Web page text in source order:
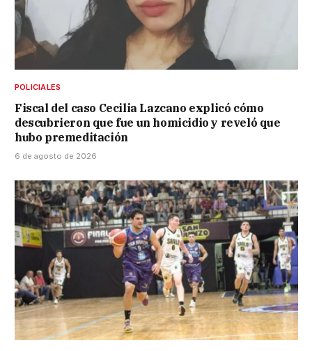
POLICIALES
Fiscal del caso Cecilia Lazcano explicó cómo
descubrieron que fue un homicidio y reveló que
hubo premeditación
6 de agosto de 2026